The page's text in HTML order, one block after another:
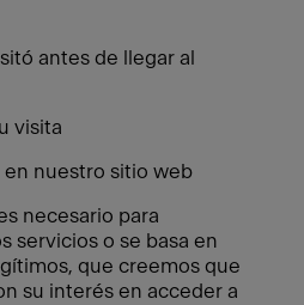
antes de llegar al
visita
nuestro sitio web
necesario para
servicios o se basa en
que creemos que
su interés en acceder a